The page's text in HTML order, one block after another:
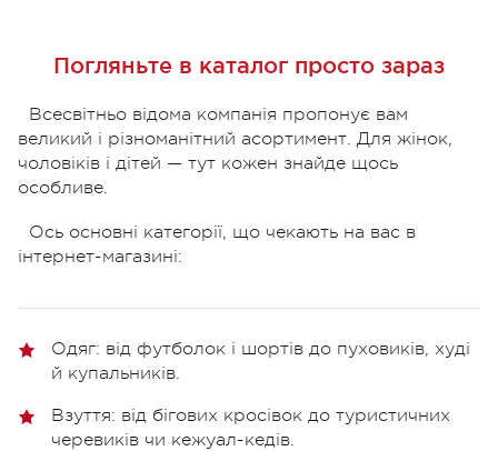
Погляньте в каталог просто зараз
Всесвітньо відома компанія пропонує вам
великий і різноманітний асортимент. Для жінок,
чоловіків і дітей — тут кожен знайде щось
особливе.
Ось основні категорії, що чекають на вас в
інтернет-магазині:
Одяг: від футболок і шортів до пуховиків, худі
й купальників.
Взуття: від бігових кросівок до туристичних
черевиків чи кежуал-кедів.